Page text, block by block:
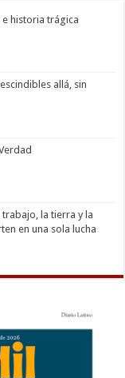
historia trágica
allá, sin
la tierra y la
en una sola lucha